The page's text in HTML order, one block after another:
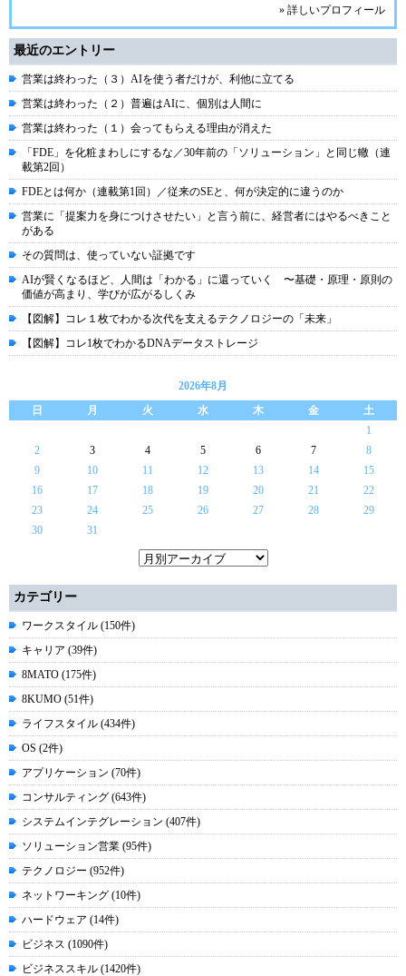
» 詳しいプロフィール
最近のエントリー
営業は終わった（３）AIを使う者だけが、利他に立てる
営業は終わった（２）普遍はAIに、個別は人間に
営業は終わった（１）会ってもらえる理由が消えた
「FDE」を化粧まわしにするな／30年前の「ソリューション」と同じ轍（連
載第2回）
FDEとは何か（連載第1回）／従来のSEと、何が決定的に違うのか
営業に「提案力を身につけさせたい」と言う前に、経営者にはやるべきこと
がある
その質問は、使っていない証拠です
AIが賢くなるほど、人間は「わかる」に還っていく 〜基礎・原理・原則の
価値が高まり、学びが広がるしくみ
【図解】コレ１枚でわかる次代を支えるテクノロジーの「未来」
【図解】コレ1枚でわかるDNAデータストレージ
2026年8月
日
月 火 水 木 金
土
1
2
3 4 5 6 7
8
9
10 11 12 13 14
15
16
17 18 19 20 21
22
23
24 25 26 27 28
29
30
31
カテゴリー
ワークスタイル (150件)
キャリア (39件)
8MATO (175件)
8KUMO (51件)
ライフスタイル (434件)
OS (2件)
アプリケーション (70件)
コンサルティング (643件)
システムインテグレーション (407件)
ソリューション営業 (95件)
テクノロジー (952件)
ネットワーキング (10件)
ハードウェア (14件)
ビジネス (1090件)
ビジネススキル (1420件)